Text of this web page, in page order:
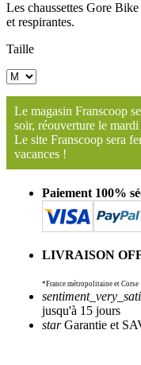
Les chaussettes Gore
et respirantes.
Taille
Le magasin Franscoop
soir, réouverture le mardi
Le site Franscoop sera
vacances !
Paiement 100%
LIVRAISON
*France métropolitaine et Corse
jusqu'à 15 jours
starGarantie et